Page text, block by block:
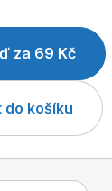
medový
lava cake
za 69 Kč
do košíku